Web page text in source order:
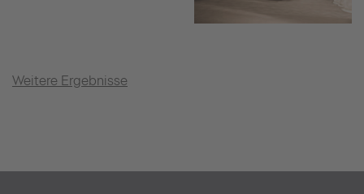
Weitere Ergebnisse